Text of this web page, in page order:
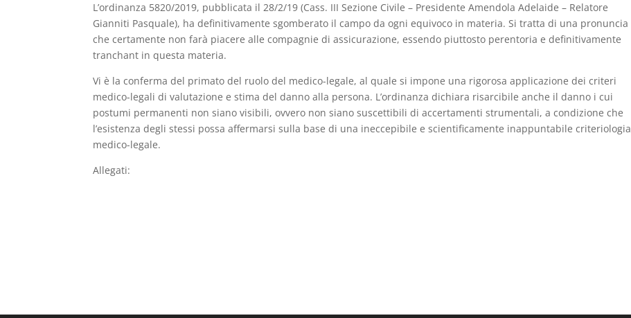
L’ordinanza 5820/2019, pubblicata il 28/2/19 (Cass. III Sezione Civile – Presidente Amendola Adelaide – Relatore
Gianniti Pasquale), ha definitivamente sgomberato il campo da ogni equivoco in materia. Si tratta di una pronuncia
che certamente non farà piacere alle compagnie di assicurazione, essendo piuttosto perentoria e definitivamente
tranchant in questa materia.
Vi è la conferma del primato del ruolo del medico-legale, al quale si impone una rigorosa applicazione dei criteri
medico-legali di valutazione e stima del danno alla persona. L’ordinanza dichiara risarcibile anche il danno i cui
postumi permanenti non siano visibili, ovvero non siano suscettibili di accertamenti strumentali, a condizione che
l’esistenza degli stessi possa affermarsi sulla base di una ineccepibile e scientificamente inappuntabile criteriologia
medico-legale.
Allegati: